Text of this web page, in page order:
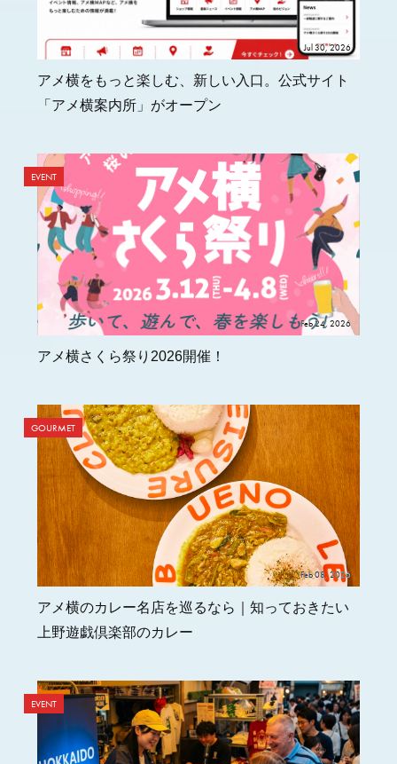
Jul 30, 2026
アメ横をもっと楽しむ、新しい入口。公式サイト
「アメ横案内所」がオープン
Feb 24, 2026
EVENT
アメ横さくら祭り2026開催！
Feb 08, 2026
GOURMET
アメ横のカレー名店を巡るなら｜知っておきたい
上野遊戯倶楽部のカレー
EVENT